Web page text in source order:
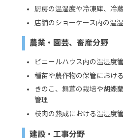
厨房の温湿度や冷凍庫、冷
店舗のショーケース内の温
農業・園芸、畜産分野
ビニールハウス内の温湿度
種苗や農作物の保管におけ
きのこ、舞茸の栽培や胡蝶
管理
枝肉の熟成における温湿度
建設・工事分野